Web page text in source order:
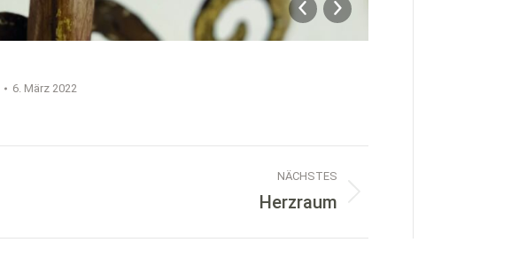
6. März 2022
NÄCHSTES
Herzraum